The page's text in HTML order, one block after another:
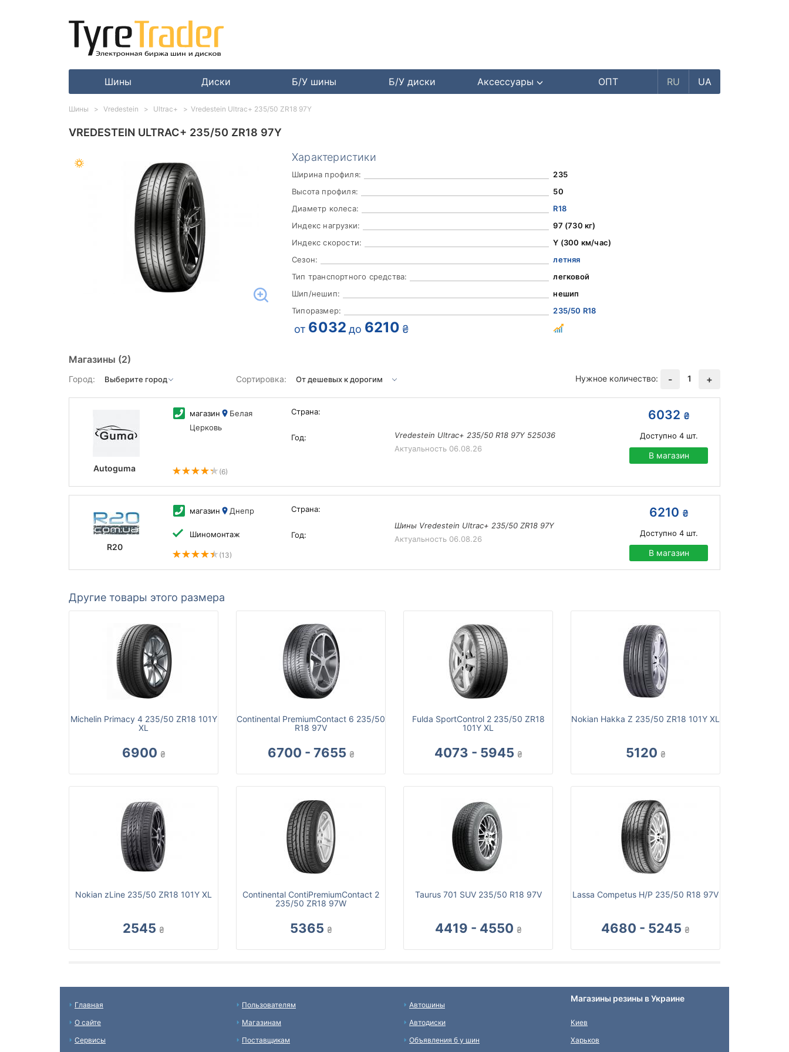
Шины Диски Б/У шины Б/У диски Аксессуары ОПТ RU UA
VREDESTEIN ULTRAC+ 235/50 ZR18 97Y
Характеристики
Ширина профиля:
235
Высота профиля:
50
Диаметр колеса:
R18
Индекс нагрузки:
97 (730 кг)
Индекс скорости:
Y (300 км/час)
Сезон:
летняя
Тип транспортного средства:
легковой
Шип/нешип:
нешип
Типоразмер:
235/50 R18
от 6032 до 6210 ₴
Магазины (2)
Город: Сортировка: Нужное количество: - 1 +
Autoguma
магазин
Белая
Церковь
(6)
Страна:
Год:
Vredestein Ultrac+ 235/50 R18 97Y 525036
Актуальность 06.08.26
6032 ₴
Доступно 4шт.
В магазин
R20
магазин Днепр
Шиномонтаж
(13)
Страна:
Год:
Шины Vredestein Ultrac+ 235/50 ZR18 97Y
Актуальность 06.08.26
6210 ₴
Доступно 4шт.
В магазин
Другие товары этого размера
Michelin Primacy 4 235/50 ZR18 101Y
XL
6900 ₴
Continental PremiumContact 6 235/50
R18 97V
6700 - 7655 ₴
Fulda SportControl 2 235/50 ZR18
101Y XL
4073 - 5945 ₴
Nokian Hakka Z 235/50 ZR18 101Y XL
5120 ₴
Nokian zLine 235/50 ZR18 101Y XL
2545 ₴
Continental ContiPremiumContact 2
235/50 ZR18 97W
5365 ₴
Taurus 701 SUV 235/50 R18 97V
4419 - 4550 ₴
Lassa Competus H/P 235/50 R18 97V
4680 - 5245 ₴
Шины Vredestein Ultrac+ Vredestein Ultrac+ 235/50 ZR18 97Y
Главная
О сайте
Сервисы
Пользователям
Магазинам
Поставщикам
Автошины
Автодиски
Объявления б у шин
Магазины резины в Украине
Киев
Харьков